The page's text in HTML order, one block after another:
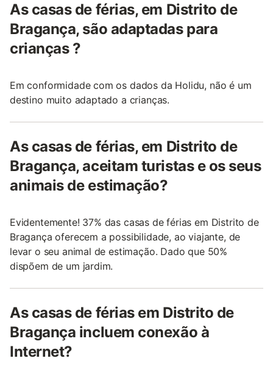
As casas de férias, em Distrito de
Bragança, são adaptadas para
crianças ?
Em conformidade com os dados da Holidu, não é um
destino muito adaptado a crianças.
As casas de férias, em Distrito de
Bragança, aceitam turistas e os seus
animais de estimação?
Evidentemente! 37% das casas de férias em Distrito de
Bragança oferecem a possibilidade, ao viajante, de
levar o seu animal de estimação. Dado que 50%
dispõem de um jardim.
As casas de férias em Distrito de
Bragança incluem conexão à
Internet?